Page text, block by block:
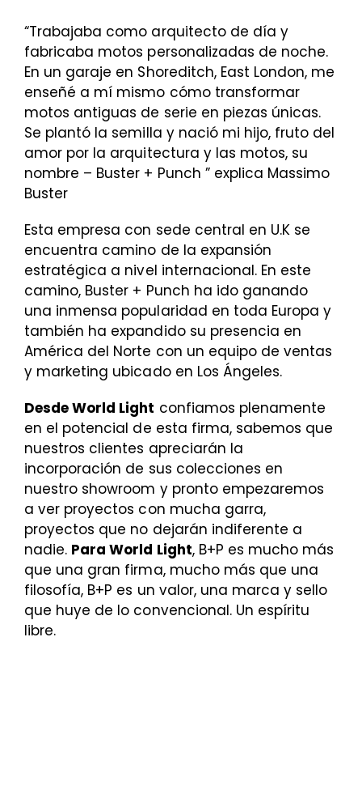
“Trabajaba como arquitecto de día y
fabricaba motos personalizadas de noche.
En un garaje en Shoreditch, East London, me
enseñé a mí mismo cómo transformar
motos antiguas de serie en piezas únicas.
Se plantó la semilla y nació mi hijo, fruto del
amor por la arquitectura y las motos, su
nombre – Buster + Punch ” explica Massimo
Buster
Esta empresa con sede central en U.K se
encuentra camino de la expansión
estratégica a nivel internacional. En este
camino, Buster + Punch ha ido ganando
una inmensa popularidad en toda Europa y
también ha expandido su presencia en
América del Norte con un equipo de ventas
y marketing ubicado en Los Ángeles.
Desde World Light confiamos plenamente
en el potencial de esta firma, sabemos que
nuestros clientes apreciarán la
incorporación de sus colecciones en
nuestro showroom y pronto empezaremos
a ver proyectos con mucha garra,
proyectos que no dejarán indiferente a
nadie. Para World Light, B+P es mucho más
que una gran firma, mucho más que una
filosofía, B+P es un valor, una marca y sello
que huye de lo convencional. Un espíritu
libre.